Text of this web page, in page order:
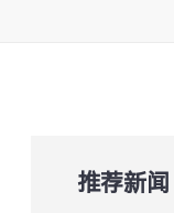
推荐新闻